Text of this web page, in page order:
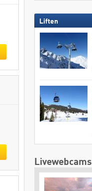
Liften
Livewebcams